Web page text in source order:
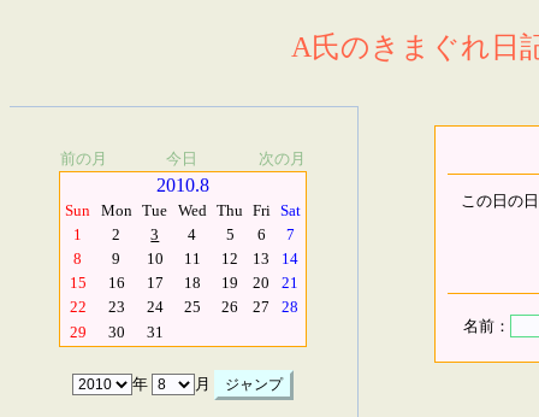
A氏のきまぐれ日
前の月 今日 次の月
2010.8
Sun Mon Tue Wed Thu Fri Sat
1
2 3 4 5 6
7
8
9 10 11 12 13
14
15
16 17 18 19 20
21
22
23 24 25 26 27
28
29
30 31
年 月
この日の
名前：